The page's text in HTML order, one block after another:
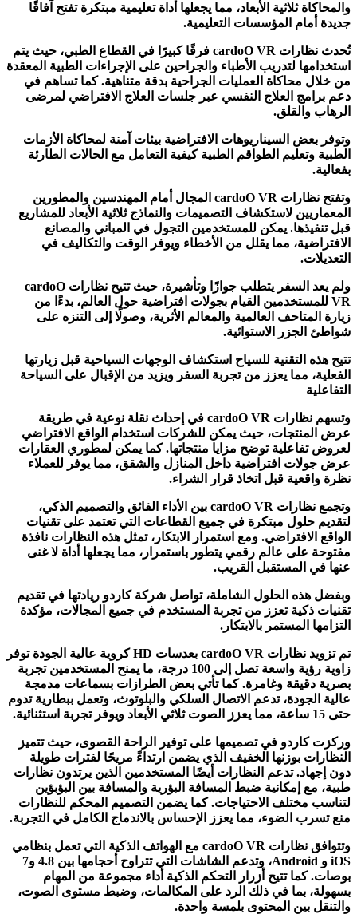
والمحاكاة ثلاثية الأبعاد، مما يجعلها أداة تعليمية مبتكرة تفتح آفاقًا
جديدة أمام المؤسسات التعليمية.
تُحدث نظارات cardoO VR فرقًا كبيرًا في القطاع الطبي، حيث يتم
استخدامها لتدريب الأطباء والجراحين على الإجراءات الطبية المعقدة
من خلال محاكاة العمليات الجراحية بدقة متناهية. كما تساهم في
دعم برامج العلاج النفسي عبر جلسات العلاج الافتراضي لمرضى
الرهاب والقلق.
وتوفر بعض السيناريوهات الافتراضية بيئات آمنة لمحاكاة الأزمات
الطبية وتعليم الطواقم الطبية كيفية التعامل مع الحالات الطارئة
بفعالية.
وتفتح نظارات cardoO VR المجال أمام المهندسين والمطورين
المعماريين لاستكشاف التصميمات والنماذج ثلاثية الأبعاد للمشاريع
قبل تنفيذها. يمكن للمستخدمين التجول في المباني والمصانع
الافتراضية، مما يقلل من الأخطاء ويوفر الوقت والتكاليف في
التعديلات.
ولم يعد السفر يتطلب جوازًا وتأشيرة، حيث تتيح نظارات cardoO
VR للمستخدمين القيام بجولات افتراضية حول العالم، بدءًا من
زيارة المتاحف العالمية والمعالم الأثرية، وصولًا إلى التنزه على
شواطئ الجزر الاستوائية.
تتيح هذه التقنية للسياح استكشاف الوجهات السياحية قبل زيارتها
الفعلية، مما يعزز من تجربة السفر ويزيد من الإقبال على السياحة
التفاعلية
وتسهم نظارات cardoO VR في إحداث نقلة نوعية في طريقة
عرض المنتجات، حيث يمكن للشركات استخدام الواقع الافتراضي
لعروض تفاعلية توضح مزايا منتجاتها. كما يمكن لمطوري العقارات
عرض جولات افتراضية داخل المنازل والشقق، مما يوفر للعملاء
نظرة واقعية قبل اتخاذ قرار الشراء.
وتجمع نظارات cardoO VR بين الأداء الفائق والتصميم الذكي،
لتقديم حلول مبتكرة في جميع القطاعات التي تعتمد على تقنيات
الواقع الافتراضي. ومع استمرار الابتكار، تمثل هذه النظارات نافذة
مفتوحة على عالم رقمي يتطور باستمرار، مما يجعلها أداة لا غنى
عنها في المستقبل القريب.
وبفضل هذه الحلول الشاملة، تواصل شركة كاردو ريادتها في تقديم
تقنيات ذكية تعزز من تجربة المستخدم في جميع المجالات، مؤكدة
التزامها المستمر بالابتكار.
تم تزويد نظارات cardoO VR بعدسات HD كروية عالية الجودة توفر
زاوية رؤية واسعة تصل إلى 100 درجة، ما يمنح المستخدمين تجربة
بصرية دقيقة وغامرة. كما تأتي بعض الطرازات بسماعات مدمجة
عالية الجودة، تدعم الاتصال السلكي والبلوتوث، وتعمل ببطارية تدوم
حتى 15 ساعة، مما يعزز الصوت ثلاثي الأبعاد ويوفر تجربة استثنائية.
وركزت كاردو في تصميمها على توفير الراحة القصوى، حيث تتميز
النظارات بوزنها الخفيف الذي يضمن ارتداءً مريحًا لفترات طويلة
دون إجهاد. تدعم النظارات أيضًا المستخدمين الذين يرتدون نظارات
طبية، مع إمكانية ضبط المسافة البؤرية والمسافة بين البؤبؤين
لتناسب مختلف الاحتياجات. كما يضمن التصميم المحكم للنظارات
منع تسرب الضوء، مما يعزز الإحساس بالاندماج الكامل في التجربة.
وتتوافق نظارات cardoO VR مع الهواتف الذكية التي تعمل بنظامي
iOS و Android، وتدعم الشاشات التي تتراوح أحجامها بين 4.8 و7
بوصات. كما تتيح أزرار التحكم الذكية أداء مجموعة من المهام
بسهولة، بما في ذلك الرد على المكالمات، وضبط مستوى الصوت،
والتنقل بين المحتوى بلمسة واحدة.